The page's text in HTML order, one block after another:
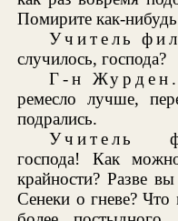
Помирите как-
Учитель
случилось, господа?
Г-н Журден
ремесло лучше,
подрались.
Учитель
господа! Как
крайности? Разве
Сенеки о гневе?